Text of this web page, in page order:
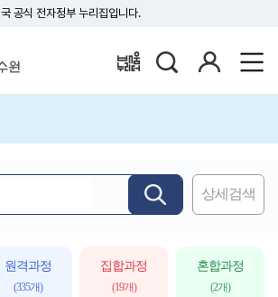
공식 전자정부 누리집입니다.
배움누리터
상세검색
원격과정
(335개)
집합과정
(19개)
혼합과정
(2개)